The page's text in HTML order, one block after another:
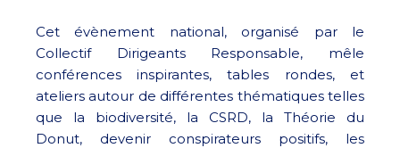
Cet évènement national, organisé par le
Collectif Dirigeants Responsable, mêle
conférences inspirantes, tables rondes, et
ateliers autour de différentes thématiques telles
que la biodiversité, la CSRD, la Théorie du
Donut, devenir conspirateurs positifs, les